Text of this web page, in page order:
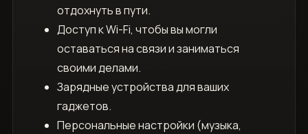
отдохнуть в пути.
Доступ к Wi-Fi, чтобы вы могли
оставаться на связи и заниматься
своими делами.
Зарядные устройства для ваших
гаджетов.
Персональные настройки (музыка,